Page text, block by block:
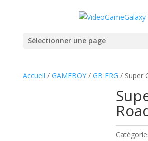
Sélectionner une page
Accueil / GAMEBOY/ GB FRG / Super